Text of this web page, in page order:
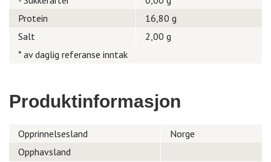
Protein
16,80 g
Salt
2,00 g
* av daglig referanse inntak
Produktinformasjon
Opprinnelsesland
Norge
Opphavsland